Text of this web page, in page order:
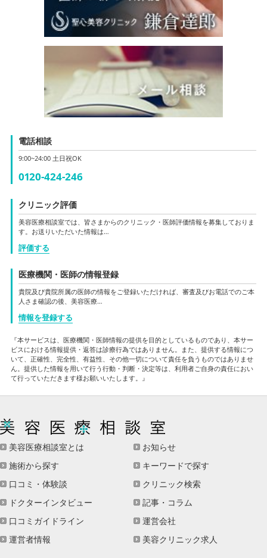
電話相談
9:00~24:00 土日祝OK
0120-424-246
クリニック評価
美容医療相談室では、皆さまからのクリニック・医師評価情報を募集しておりま
す。お送りいただいた情報は…
評価する
医療機関・医師の情報登録
貴院及び貴院所属の医師の情報をご登録いただければ、審査及びお電話でのご本
人さま確認の後、美容医療…
情報を登録する
『本サービスは、医療機関・医師情報の提供を目的としているものであり、本サー
ビスにおける情報提供・返答は診療行為ではありません。また、提供する情報につ
いて、正確性、完全性、有益性、その他一切について責任を負うものではありませ
ん。提供した情報を用いて行う行動・判断・決定等は、利用者ご自身の責任におい
て行っていただきます様お願いいたします。』
美容医療相談室とは
お知らせ
施術から探す
キーワードで探す
口コミ・体験談
クリニック検索
ドクターインタビュー
記事・コラム
口コミガイドライン
運営会社
運営者情報
美容クリニック求人